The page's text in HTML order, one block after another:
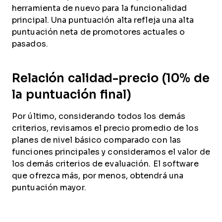
herramienta de nuevo para la funcionalidad
principal. Una puntuación alta refleja una alta
puntuación neta de promotores actuales o
pasados.
Relación calidad-precio (10% de
la puntuación final)
Por último, considerando todos los demás
criterios, revisamos el precio promedio de los
planes de nivel básico comparado con las
funciones principales y consideramos el valor de
los demás criterios de evaluación. El software
que ofrezca más, por menos, obtendrá una
puntuación mayor.